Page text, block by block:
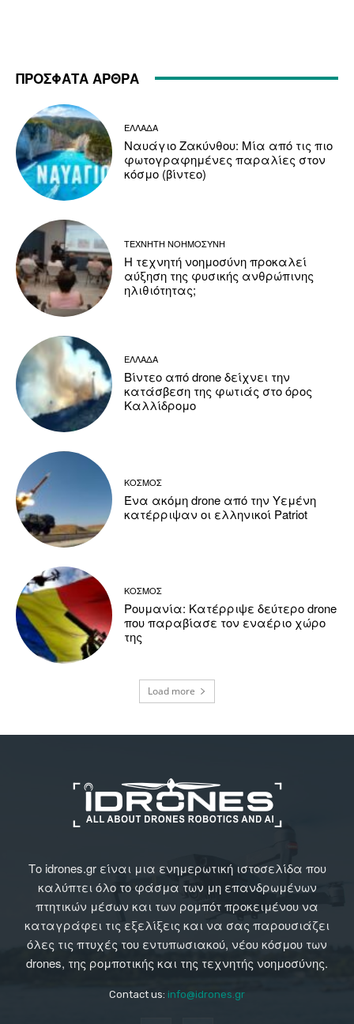
ΠΡΟΣΦΑΤΑ ΑΡΘΡΑ
ΕΛΛΑΔΑ
Ναυάγιο Ζακύνθου: Μία από τις πιο
φωτογραφημένες παραλίες στον
κόσμο (βίντεο)
ΤΕΧΝΗΤΗ ΝΟΗΜΟΣΥΝΗ
Η τεχνητή νοημοσύνη προκαλεί
αύξηση της φυσικής ανθρώπινης
ηλιθιότητας;
ΕΛΛΑΔΑ
Βίντεο από drone δείχνει την
κατάσβεση της φωτιάς στο όρος
Καλλίδρομο
ΚΟΣΜΟΣ
Ένα ακόμη drone από την Υεμένη
κατέρριψαν οι ελληνικοί Patriot
ΚΟΣΜΟΣ
Ρουμανία: Κατέρριψε δεύτερο drone
που παραβίασε τον εναέριο χώρο
της
Load more
Το idrones.gr είναι μια ενημερωτική ιστοσελίδα που
καλύπτει όλο το φάσμα των μη επανδρωμένων
πτητικών μέσων και των ρομπότ προκειμένου να
καταγράφει τις εξελίξεις και να σας παρουσιάζει
όλες τις πτυχές του εντυπωσιακού, νέου κόσμου των
drones, της ρομποτικής και της τεχνητής νοημοσύνης.
Contact us: info@idrones.gr